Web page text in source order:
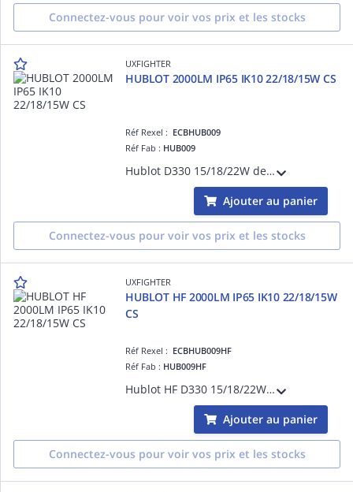
Connectez-vous pour voir vos prix et les stocks
UXFIGHTER
HUBLOT 2000LM IP65 IK10 22/18/15W CS
Réf Rexel : ECBHUB009
Réf Fab : HUB009
Hublot D330 15/18/22W de 1500 à 2640lm 3000/3500/4000K IK65 IK10
Ajouter au panier
Connectez-vous pour voir vos prix et les stocks
UXFIGHTER
HUBLOT HF 2000LM IP65 IK10 22/18/15W
CS
Réf Rexel : ECBHUB009HF
Réf Fab : HUB009HF
Hublot HF D330 15/18/22W de 1500 à 2640lm 3000/3500/4000K IK65 IK10
Ajouter au panier
Connectez-vous pour voir vos prix et les stocks